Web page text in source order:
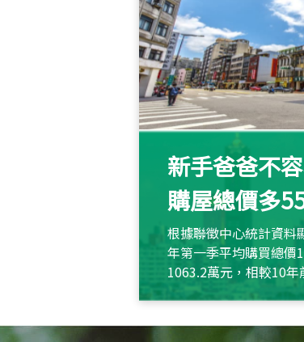
新手爸爸不
購屋總價多
根據聯徵中心統計資料
年第一季平均購買總價
1063.2萬元，相較10
約550萬元，且貸款金額